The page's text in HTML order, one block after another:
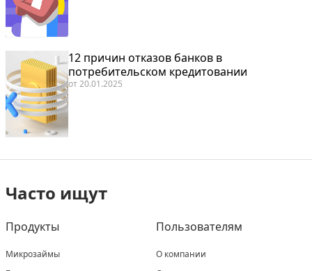
12 причин отказов банков в
потребительском кредитовании
от20.01.2025
Часто ищут
Продукты
Микрозаймы
Пользователям
О компании